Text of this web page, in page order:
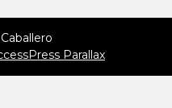
Parallax